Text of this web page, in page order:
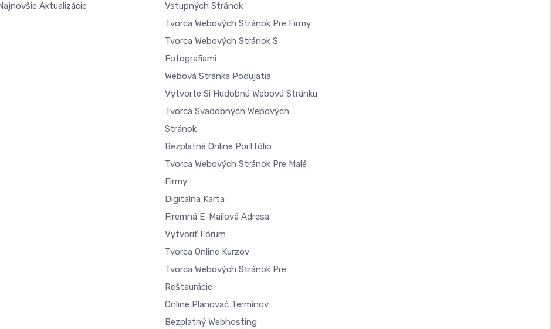
Aktualizácie
Vstupných Stránok
Tvorca Webových Stránok Pre Firmy
Tvorca Webových Stránok S
Fotografiami
Webová Stránka Podujatia
Vytvorte Si Hudobnú Webovú Stránku
Tvorca Svadobných Webových
Stránok
Bezplatné Online Portfólio
Tvorca Webových Stránok Pre Malé
Firmy
Digitálna Karta
Firemná E-Mailová Adresa
Vytvoriť Fórum
Tvorca Online Kurzov
Tvorca Webových Stránok Pre
Reštaurácie
Online Plánovač Termínov
Bezplatný Webhosting